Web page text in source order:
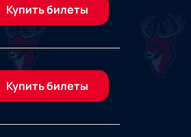
Купить билеты
Купить билеты